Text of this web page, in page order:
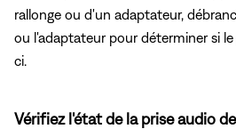
rallonge ou d'un adaptateur,
ou l'adaptateur pour déterminer si
ci.
Vérifiez l'état de la prise audio